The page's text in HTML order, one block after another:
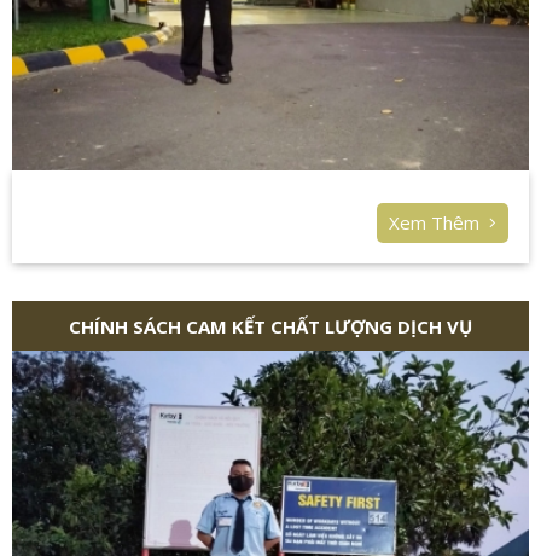
Xem Thêm
CHÍNH SÁCH CAM KẾT CHẤT LƯỢNG DỊCH VỤ